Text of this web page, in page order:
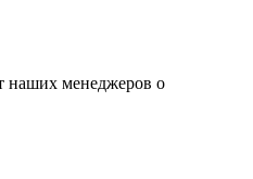
наших менеджеров о